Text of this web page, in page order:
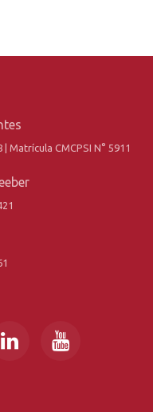
| Matrícula CMCPSI N° 5911